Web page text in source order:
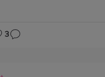
3